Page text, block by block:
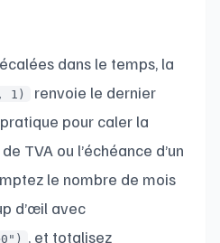
dans le temps, la
1)
renvoie le dernier
pour caler la
TVA ou l’échéance d’un
le nombre de mois
d’œil avec
, et totalisez